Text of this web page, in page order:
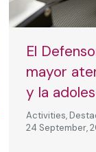
El
mayor
y la
Activities,
24 September,